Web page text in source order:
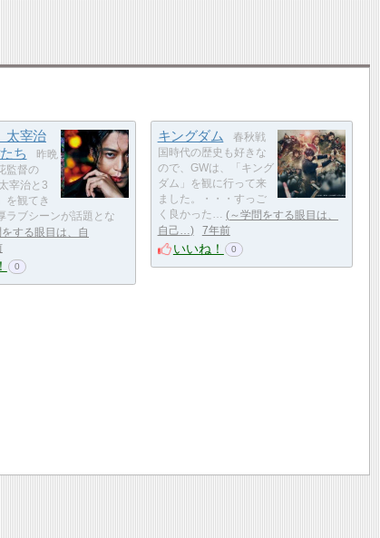
太宰治
ち
昨晩
監督の
宰治と3
を観てき
ラブシーンが話題とな
をする眼目は、自
0
キングダム
春秋戦
国時代の歴史も好きな
ので、GWは、「キング
ダム」を観に行って来
ました。・・・すっご
く良かった…
～学問をする眼目は、
自己…
7年前
いいね！ 0